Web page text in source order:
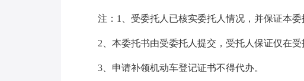
注：1、受委托人已核实委托人情况，并保证本委
2、本委托书由受委托人提交，受托人保证仅在受
3、申请补领机动车登记证书不得代办。